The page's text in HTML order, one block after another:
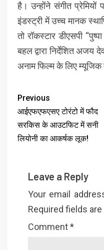
है। उन्होंने संगीत प्रेमियों
इंडस्ट्री में उच्च मानक
तो रॉकस्टार डीएसपी
बहल द्वारा निर्देशित
अनाम फिल्म के लिए म्यूजिक
Previous
आईएफएफएसए टोरंटो में फौद
सरकिस के आउटफिट में सनी
लियोनी का आकर्षक लूक!
Leave a Reply
Your email
Required fields are
Comment*